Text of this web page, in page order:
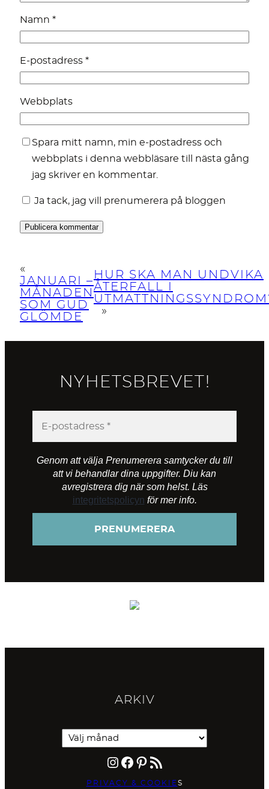
Namn *
E-postadress *
Webbplats
Spara mitt namn, min e-postadress och
webbplats i denna webbläsare till nästa gång
jag skriver en kommentar.
Ja tack, jag vill prenumerera på bloggen
«
JANUARI –
MÅNADEN
SOM GUD
GLÖMDE
HUR SKA MAN UNDVIKA
ÅTERFALL I
»
NYHETSBREVET!
Genom att välja Prenumerera samtycker du till
att vi behandlar dina uppgifter. Diu kan
avregistrera dig när som helst. Läs
integritetspolicyn för mer info.
ARKIV
Instagram Facebook Pinterest RSS-flöde
PRIVACY & COOKIES